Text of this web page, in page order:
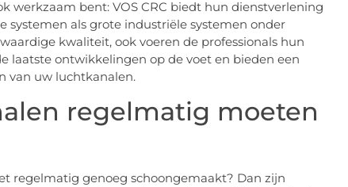
werkzaam bent: VOS CRC biedt hun dienstverlening
systemen als grote industriële systemen onder
kwaliteit, ook voeren de professionals hun
laatste ontwikkelingen op de voet en bieden een
van uw luchtkanalen.
regelmatig moeten
regelmatig genoeg schoongemaakt? Dan zijn